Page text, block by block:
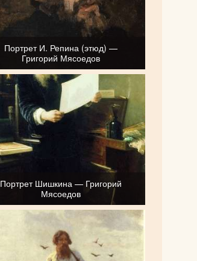
Портрет И. Репина (этюд) —
Григорий Мясоедов
Портрет Шишкина — Григорий
Мясоедов